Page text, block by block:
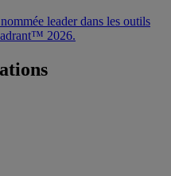
leader dans les outils
2026.